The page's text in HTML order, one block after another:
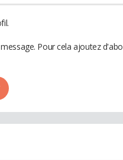
Pour cela ajoutez